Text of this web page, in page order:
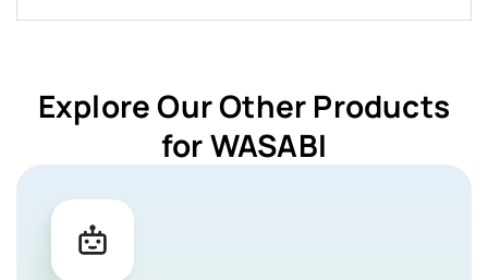
Explore Our Other Products
for WASABI